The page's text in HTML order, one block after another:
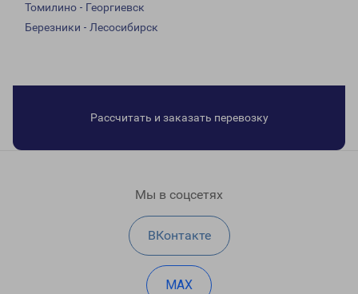
Томилино - Георгиевск
Березники - Лесосибирск
Рассчитать и заказать перевозку
Мы в соцсетях
ВКонтакте
MAX